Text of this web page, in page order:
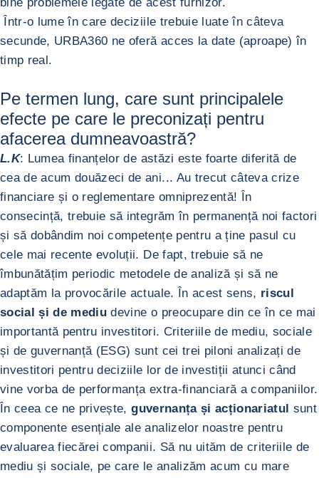
Într-o lume în care deciziile trebuie luate în câteva
secunde, URBA360 ne oferă acces la date (aproape) în
timp real.
Pe termen lung, care sunt principalele
efecte pe care le preconizați pentru
afacerea dumneavoastră?
L.K: Lumea finanțelor de astăzi este foarte diferită de
cea de acum douăzeci de ani... Au trecut câteva crize
financiare și o reglementare omniprezentă! În
consecință, trebuie să integrăm în permanență noi factori
și să dobândim noi competențe pentru a ține pasul cu
cele mai recente evoluții. De fapt, trebuie să ne
îmbunătățim periodic metodele de analiză și să ne
adaptăm la provocările actuale. În acest sens, riscul
social și de mediu devine o preocupare din ce în ce mai
importantă pentru investitori. Criteriile de mediu, sociale
și de guvernanță (ESG) sunt cei trei piloni analizați de
investitori pentru deciziile lor de investiții atunci când
vine vorba de performanța extra-financiară a companiilor.
În ceea ce ne privește,guvernanța și acționariatul sunt
componente esențiale ale analizelor noastre pentru
evaluarea fiecărei companii. Să nu uităm de criteriile de
mediu și sociale, pe care le analizăm acum cu mare